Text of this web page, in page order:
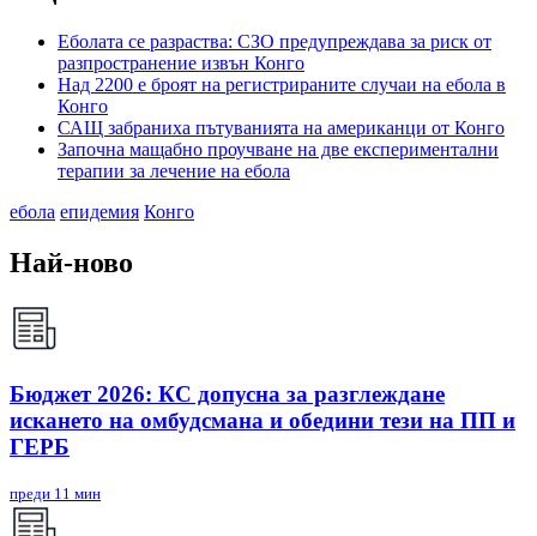
Еболата се разраства: СЗО предупреждава за риск от
разпространение извън Конго
Над 2200 е броят на регистрираните случаи на ебола в
Конго
САЩ забраниха пътуванията на американци от Конго
Започна мащабно проучване на две експериментални
терапии за лечение на ебола
ебола епидемия Конго
Най-ново
Бюджет 2026: КС допусна за разглеждане
искането на омбудсмана и обедини тези на ПП и
ГЕРБ
преди 11 мин